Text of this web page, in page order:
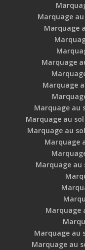
Marquage au
Marquage
Marquage
Marquage
Marquage au
Marquage au
Marquage au
Marquage
Marquage au
Marquage
Marquage au
Marquage au